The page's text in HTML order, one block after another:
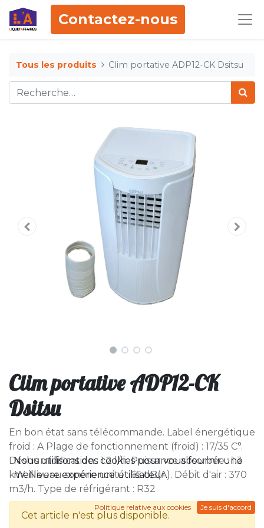
Contactez-nous
Tous les produits Clim portative ADP12-CK Dsitsu
Clim portative ADP12-CK
Dsitsu
En bon état sans télécommande. Label énergétique
froid : A Plage de fonctionnement (froid) : 17/35 C°.
Déshumidification : 1.2 l/h. Puissance absorbée : 1.3
kW. Niveau sonore unité : 65 dB(A). Débit d'air : 370
m3/h. Type de réfrigérant : R32
Cet article n'est plus disponible.
Nous utilisons des cookies pour vous fournir une
meilleure expérience utilisateur.
Politique relative aux cookies Je suis d'accord